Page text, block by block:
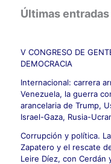
c
a
o
r
:
Últimas entradas
V CONGRESO DE
DEMOCRACIA
Internacional: carrera
Venezuela, la guerra
arancelaria de Trump,
Israel-Gaza, Rusia-
Corrupción y política.
Zapatero y el rescate
Leire Díez, con Cerdán